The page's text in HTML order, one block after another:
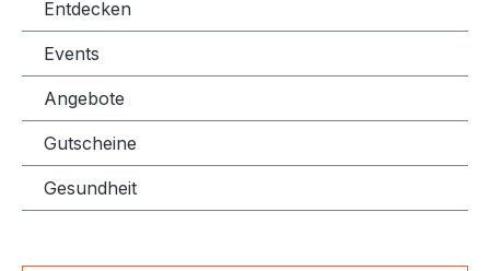
Entdecken
Events
Angebote
Gutscheine
Gesundheit